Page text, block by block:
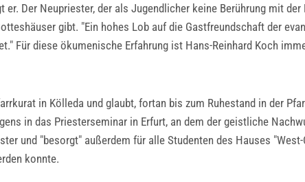
er. Der Neupriester, der als Jugendlicher keine Berührung mit
gibt. "Ein hohes Lob auf die Gastfreundschaft der
Für diese ökumenische Erfahrung ist Hans-Reinhard Koch
in Kölleda und glaubt, fortan bis zum Ruhestand in der
in das Priesterseminar in Erfurt, an dem der geistliche
und "besorgt" außerdem für alle Studenten des Hauses
konnte.